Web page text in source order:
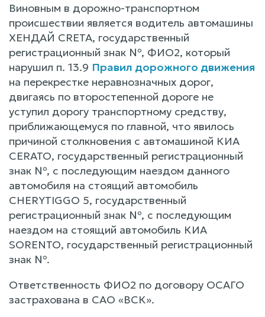
Виновным в дорожно-транспортном
происшествии является водитель автомашины
ХЕНДАЙ CRETA, государственный
регистрационный знак №, ФИО2, который
нарушил п. 13.9 Правил дорожного движения
на перекрестке неравнозначных дорог,
двигаясь по второстепенной дороге не
уступил дорогу транспортному средству,
приближающемуся по главной, что явилось
причиной столкновения с автомашиной КИА
CERATO, государственный регистрационный
знак №, с последующим наездом данного
автомобиля на стоящий автомобиль
CHERYTIGGO 5, государственный
регистрационный знак №, с последующим
наездом на стоящий автомобиль КИА
SORENTO, государственный регистрационный
знак №.
Ответственность ФИО2 по договору ОСАГО
застрахована в САО «ВСК».